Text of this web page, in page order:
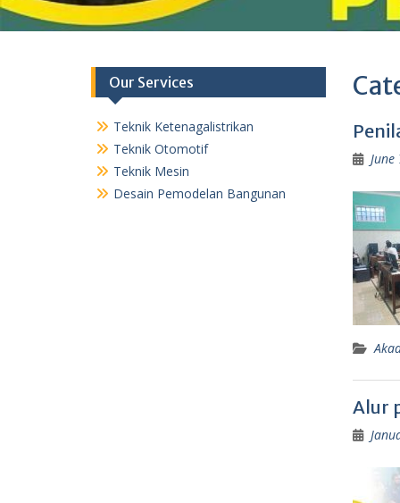
Alur
Our Services
Teknik Ketenagalistrikan
Teknik Otomotif
Teknik Mesin
Desain Pemodelan Bangunan